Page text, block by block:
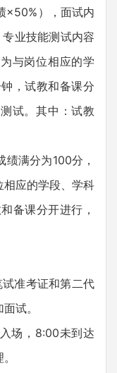
×50%），面试内
业技能测试内容
与岗位相应的学
，试教和备课分
试。其中：试教
满分为100分，
应的学段、学科
备课分开进行，
准考证和第二代
试。
场，8:00未到达